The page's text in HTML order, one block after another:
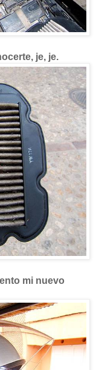
je, je.
mi nuevo